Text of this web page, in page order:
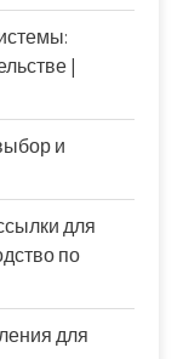
|
и
для
по
для